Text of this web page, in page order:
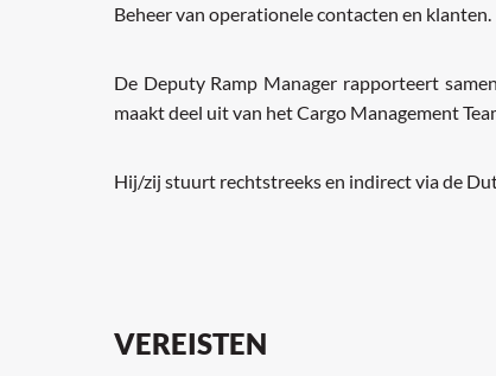
Beheer van operationele contacten en klanten.
De Deputy Ramp Manager rapporteert
maakt deel uit van het Cargo Management
Hij/zij stuurt rechtstreeks en indirect via de
VEREISTEN